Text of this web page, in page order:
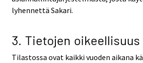
lyhennettä Sakari.
3. Tietojen
Tilastossa ovat kaikki vuoden aikana